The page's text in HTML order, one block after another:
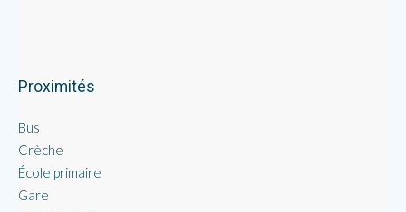
Proximités
Bus
Crèche
École primaire
Gare